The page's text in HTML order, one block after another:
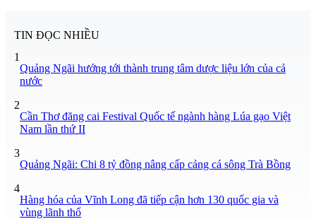
TIN ĐỌC NHIỀU
1
Quảng Ngãi hướng tới thành trung tâm dược liệu lớn của cả
nước
2
Cần Thơ đăng cai Festival Quốc tế ngành hàng Lúa gạo Việt
Nam lần thứ II
3
Quảng Ngãi: Chi 8 tỷ đồng nâng cấp cảng cá sông Trà Bồng
4
Hàng hóa của Vĩnh Long đã tiếp cận hơn 130 quốc gia và
vùng lãnh thổ